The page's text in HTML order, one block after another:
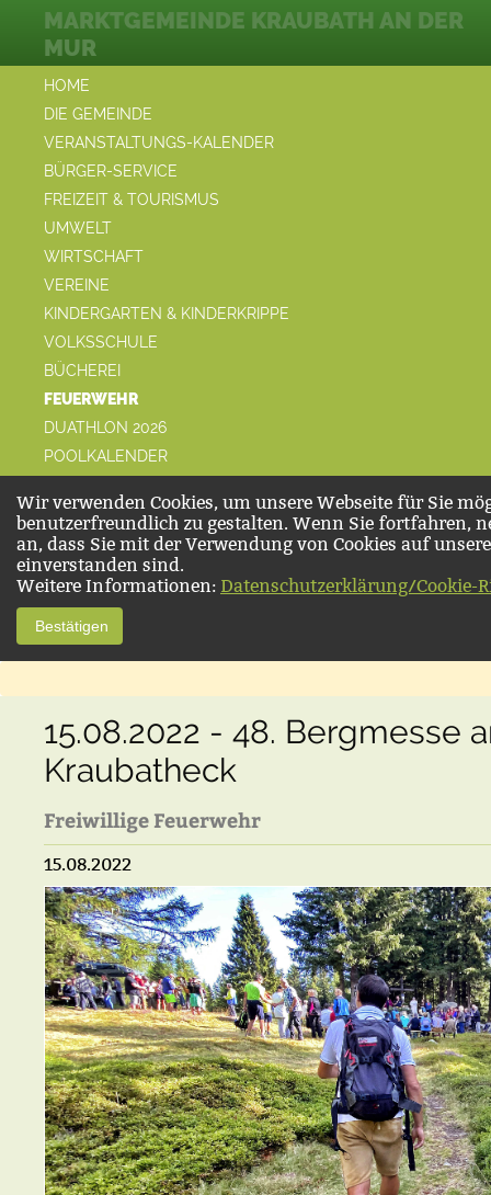
HOME
DIE GEMEINDE
VERANSTALTUNGS-KALENDER
BÜRGER-SERVICE
FREIZEIT & TOURISMUS
UMWELT
WIRTSCHAFT
VEREINE
KINDERGARTEN & KINDERKRIPPE
VOLKSSCHULE
BÜCHEREI
FEUERWEHR
DUATHLON 2026
POOLKALENDER
MARKTGEMEINDE KRAUBATH AN DER
MUR
Wir verwenden Cookies, um unsere Webseite für Sie
benutzerfreundlich zu gestalten. Wenn Sie fortfahren,
an, dass Sie mit der Verwendung von Cookies auf
einverstanden sind.
Weitere Informationen: Datenschutzerklärung/Cookie-
Bestätigen
15.08.2022 - 48. Bergmesse
Kraubatheck
Freiwillige Feuerwehr
15.08.2022